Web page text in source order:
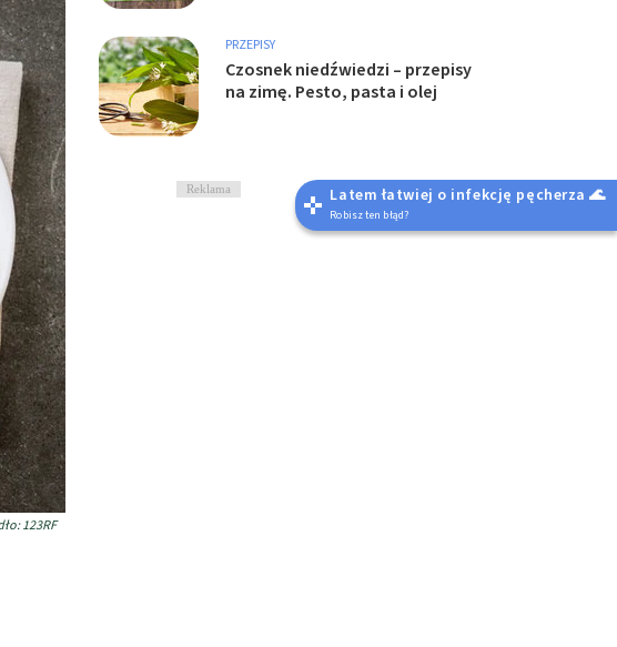
123RF
PRZEPISY
Czosnek niedźwiedzi – przepisy
na zimę. Pesto, pasta i olej
Reklama Latem łatwiej o infekcję pęcherza 🌊
Robisz ten błąd?